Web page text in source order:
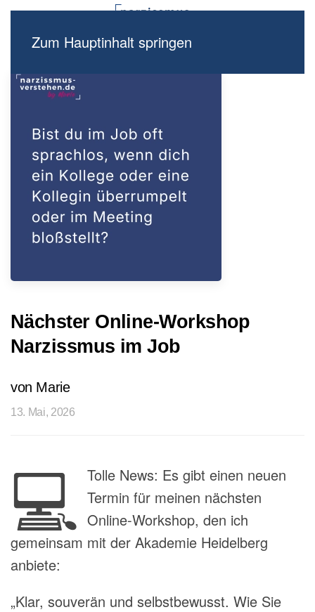
Zum Hauptinhalt springen
Nächster Online-Workshop
Narzissmus im Job
von Marie
13. Mai, 2026
💻 Tolle News: Es gibt einen neuen
Termin für meinen nächsten
Online-Workshop, den ich
gemeinsam mit der Akademie Heidelberg
anbiete:
„Klar, souverän und selbstbewusst. Wie Sie